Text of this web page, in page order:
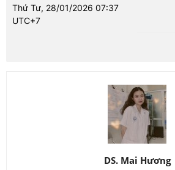
Thứ Tư, 28/01/2026 07:37
UTC+7
DS. Mai Hương